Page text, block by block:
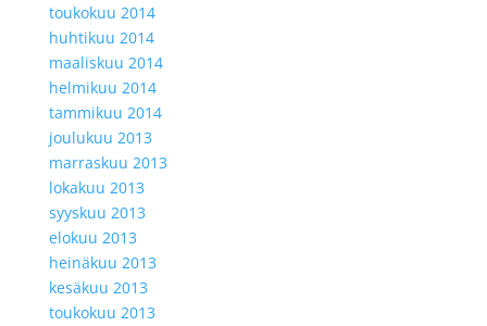
toukokuu 2014
huhtikuu 2014
maaliskuu 2014
helmikuu 2014
tammikuu 2014
joulukuu 2013
marraskuu 2013
lokakuu 2013
syyskuu 2013
elokuu 2013
heinäkuu 2013
kesäkuu 2013
toukokuu 2013